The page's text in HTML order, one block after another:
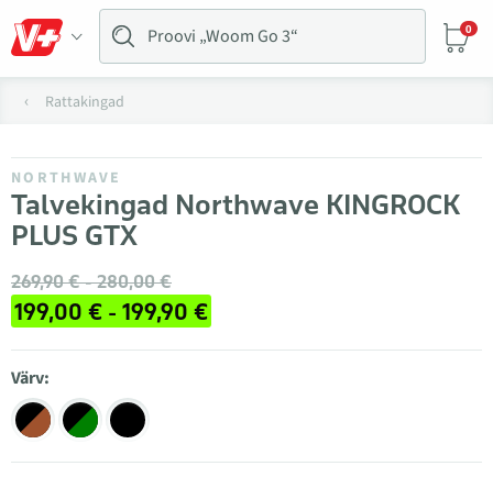
0
Rattakingad
NORTHWAVE
Talvekingad Northwave KINGROCK
PLUS GTX
269,90 € - 280,00 €
199,00 € - 199,90 €
Värv: